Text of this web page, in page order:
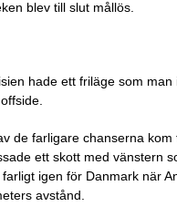
blev till slut mållös.
hade ett friläge som
de farligare chanserna
ett skott med vänstern
igen för Danmark när
avstånd.